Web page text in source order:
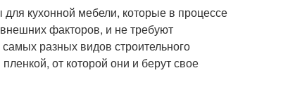
кухонной мебели, которые в процессе
факторов, и не требуют
разных видов строительного
от которой они и берут свое